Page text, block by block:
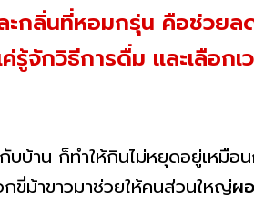
ะกลิ่นที่หอมกรุ่น คือช่วยล
จักวิธีการดื่ม และเลือกเว
บบ้าน ก็ทำให้กินไม่หยุดอยู่เหมือ
กขี่ม้าขาวมาช่วยให้คนส่วนใหญ่ผ